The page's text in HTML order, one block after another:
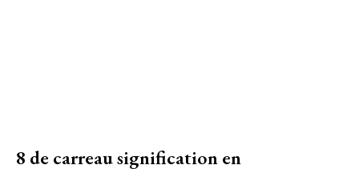
8 de carreau signification en